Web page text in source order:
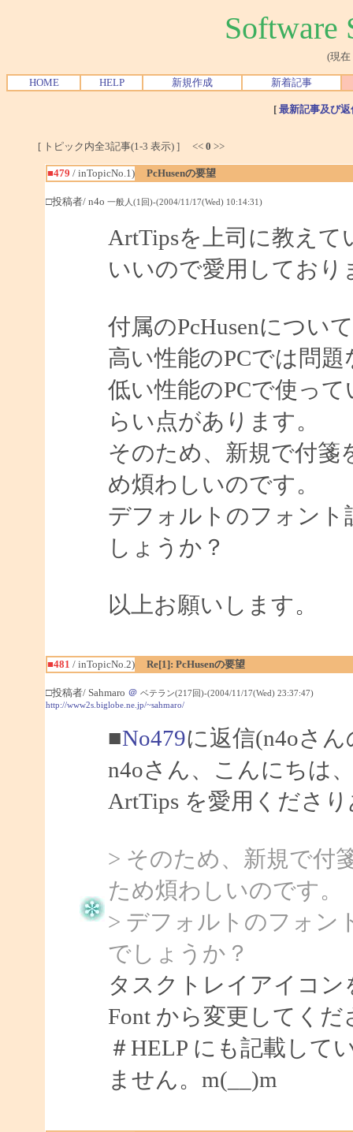
Software
(現在
HOME HELP 新規作成 新着記事
[ 最新記事及び
[ トピック内全3記事(1-3 表示) ] << 0 >>
■479 / inTopicNo.1) PcHusenの要望
□投稿者/ n4o 一般人(1回)-(2004/11/17(Wed) 10:14:31)
ArtTipsを上司に教え
いいので愛用しており
付属のPcHusenについ
高い性能のPCでは問
低い性能のPCで使っ
らい点があります。
そのため、新規で付箋
め煩わしいのです。
デフォルトのフォン
しょうか？
以上お願いします。
■481 / inTopicNo.2) Re[1]: PcHusenの要望
□投稿者/ Sahmaro ＠ ベテラン(217回)-(2004/11/17(Wed) 23:37:47)
http://www2s.biglobe.ne.jp/~sahmaro/
■No479に返信(n4oさ
n4oさん、こんにちは
ArtTips を愛用くださ
> そのため、新規で付
ため煩わしいのです。
> デフォルトのフォン
でしょうか？
タスクトレイアイコン
Font から変更してくだ
＃HELP にも記載して
ません。m(__)m